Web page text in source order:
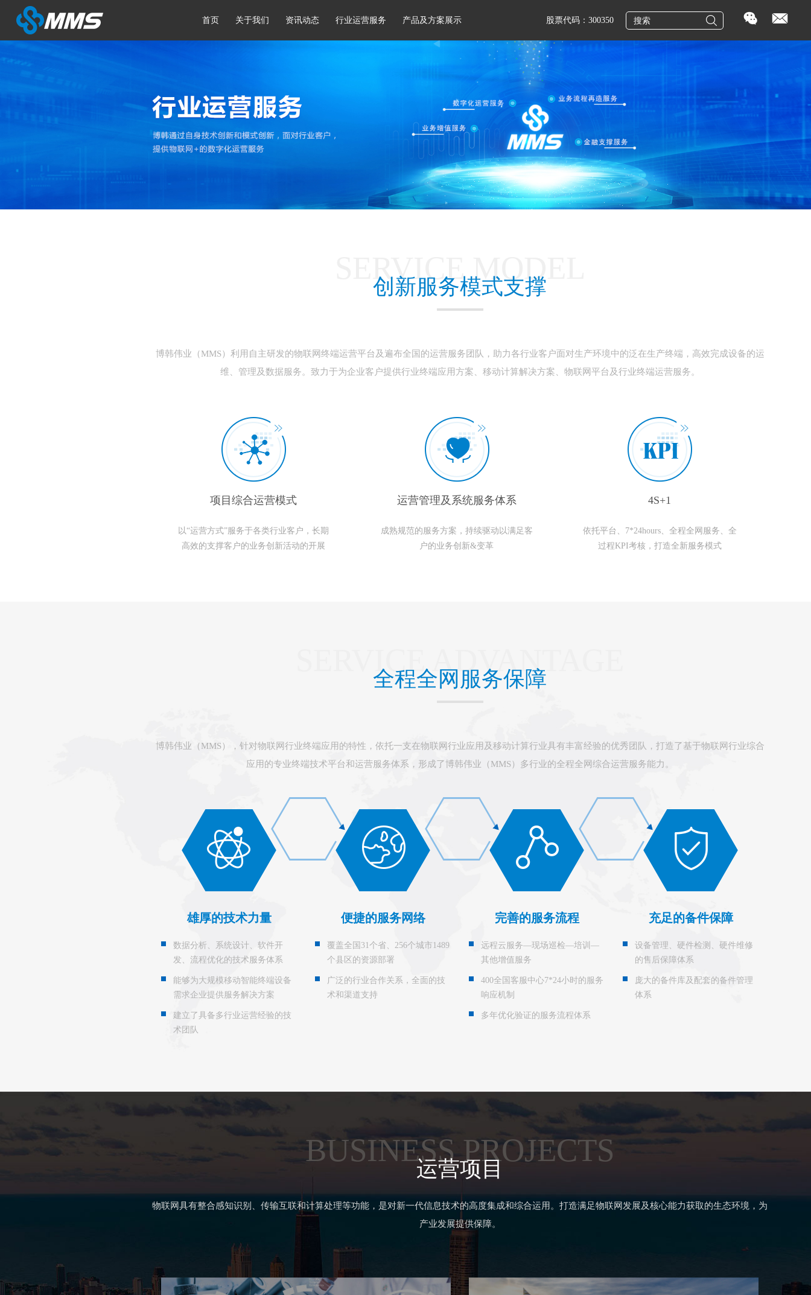
股票代码：300350
首页 关于我们 资讯动态 行业运营服务 产品及方案展示
SERVICE MODEL
创新服务模式支撑
博韩伟业（MMS）利用自主研发的物联网终端运营平台及遍布全国的运营服务团队，助力各行业客户面对生产环境中的泛在生产终端，高效完成设备的运
维、管理及数据服务。致力于为企业客户提供行业终端应用方案、移动计算解决方案、物联网平台及行业终端运营服务。
项目综合运营模式
以“运营方式”服务于各类行业客户，长期
高效的支撑客户的业务创新活动的开展
运营管理及系统服务体系
成熟规范的服务方案，持续驱动以满足客
户的业务创新&变革
4S+1
依托平台、7*24hours、全程全网服务、全
过程KPI考核，打造全新服务模式
SERVICE ADVANTAGE
全程全网服务保障
博韩伟业（MMS），针对物联网行业终端应用的特性，依托一支在物联网行业应用及移动计算行业具有丰富经验的优秀团队，打造了基于物联网行业综合
应用的专业终端技术平台和运营服务体系，形成了博韩伟业（MMS）多行业的全程全网综合运营服务能力。
雄厚的技术力量
数据分析、系统设计、软件开
发、流程优化的技术服务体系
能够为大规模移动智能终端设备
需求企业提供服务解决方案
建立了具备多行业运营经验的技
术团队
便捷的服务网络
覆盖全国31个省、256个城市1489
个县区的资源部署
广泛的行业合作关系，全面的技
术和渠道支持
完善的服务流程
远程云服务—现场巡检—培训—
其他增值服务
400全国客服中心7*24小时的服务
响应机制
多年优化验证的服务流程体系
充足的备件保障
设备管理、硬件检测、硬件维修
的售后保障体系
庞大的备件库及配套的备件管理
体系
BUSINESS PROJECTS
运营项目
物联网具有整合感知识别、传输互联和计算处理等功能，是对新一代信息技术的高度集成和综合运用。打造满足物联网发展及核心能力获取的生态环境，为
产业发展提供保障。